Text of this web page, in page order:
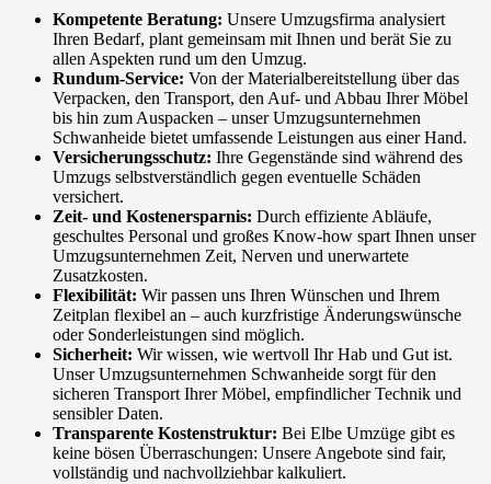
Kompetente Beratung: Unsere Umzugsfirma analysiert
Ihren Bedarf, plant gemeinsam mit Ihnen und berät Sie zu
allen Aspekten rund um den Umzug.
Rundum-Service: Von der Materialbereitstellung über das
Verpacken, den Transport, den Auf- und Abbau Ihrer Möbel
bis hin zum Auspacken – unser Umzugsunternehmen
Schwanheide bietet umfassende Leistungen aus einer Hand.
Versicherungsschutz: Ihre Gegenstände sind während des
Umzugs selbstverständlich gegen eventuelle Schäden
versichert.
Zeit- und Kostenersparnis: Durch effiziente Abläufe,
geschultes Personal und großes Know-how spart Ihnen unser
Umzugsunternehmen Zeit, Nerven und unerwartete
Zusatzkosten.
Flexibilität: Wir passen uns Ihren Wünschen und Ihrem
Zeitplan flexibel an – auch kurzfristige Änderungswünsche
oder Sonderleistungen sind möglich.
Sicherheit: Wir wissen, wie wertvoll Ihr Hab und Gut ist.
Unser Umzugsunternehmen Schwanheide sorgt für den
sicheren Transport Ihrer Möbel, empfindlicher Technik und
sensibler Daten.
Transparente Kostenstruktur: Bei Elbe Umzüge gibt es
keine bösen Überraschungen: Unsere Angebote sind fair,
vollständig und nachvollziehbar kalkuliert.